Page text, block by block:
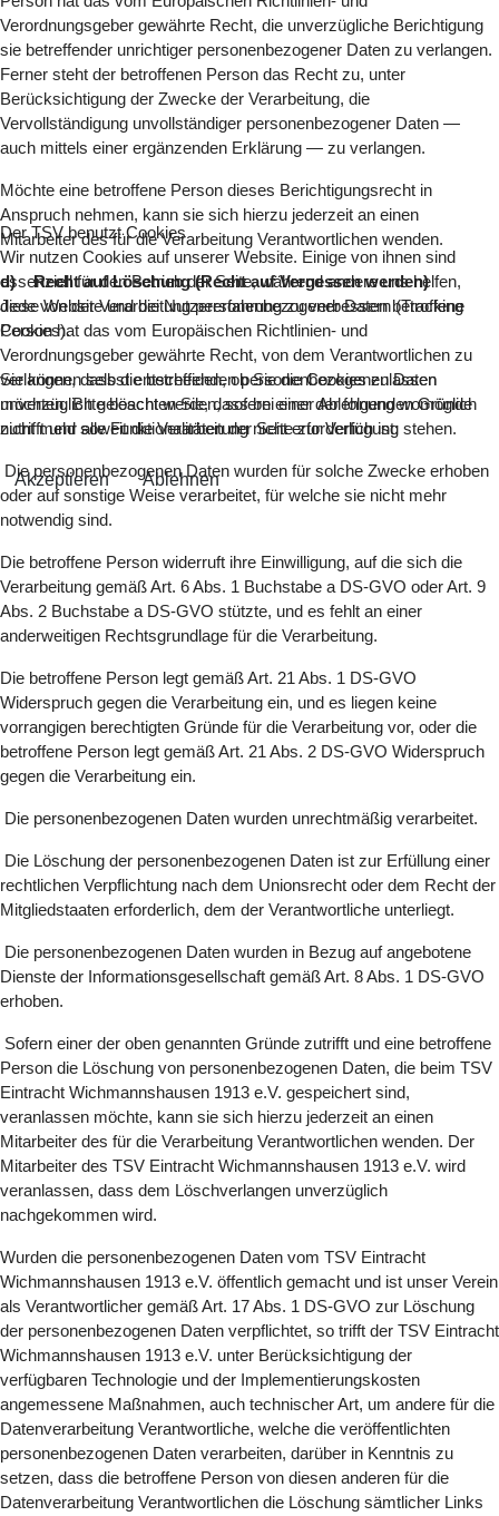
Verordnungsgeber gewährte Recht, die unverzügliche Berichtigung
sie betreffender unrichtiger personenbezogener Daten zu verlangen.
Ferner steht der betroffenen Person das Recht zu, unter
Berücksichtigung der Zwecke der Verarbeitung, die
Vervollständigung unvollständiger personenbezogener Daten —
auch mittels einer ergänzenden Erklärung — zu verlangen.
Möchte eine betroffene Person dieses Berichtigungsrecht in
Anspruch nehmen, kann sie sich hierzu jederzeit an einen
Mitarbeiter des für die Verarbeitung Verantwortlichen wenden.
d) Recht auf Löschung (Recht auf Vergessen werden)
Jede von der Verarbeitung personenbezogener Daten betroffene
Person hat das vom Europäischen Richtlinien- und
Verordnungsgeber gewährte Recht, von dem Verantwortlichen zu
verlangen, dass die betreffenden personenbezogenen Daten
unverzüglich gelöscht werden, sofern einer der folgenden Gründe
zutrifft und soweit die Verarbeitung nicht erforderlich ist:
Die personenbezogenen Daten wurden für solche Zwecke erhoben
oder auf sonstige Weise verarbeitet, für welche sie nicht mehr
notwendig sind.
Die betroffene Person widerruft ihre Einwilligung, auf die sich die
Verarbeitung gemäß Art. 6 Abs. 1 Buchstabe a DS-GVO oder Art. 9
Abs. 2 Buchstabe a DS-GVO stützte, und es fehlt an einer
anderweitigen Rechtsgrundlage für die Verarbeitung.
Die betroffene Person legt gemäß Art. 21 Abs. 1 DS-GVO
Widerspruch gegen die Verarbeitung ein, und es liegen keine
vorrangigen berechtigten Gründe für die Verarbeitung vor, oder die
betroffene Person legt gemäß Art. 21 Abs. 2 DS-GVO Widerspruch
gegen die Verarbeitung ein.
Die personenbezogenen Daten wurden unrechtmäßig verarbeitet.
Die Löschung der personenbezogenen Daten ist zur Erfüllung einer
rechtlichen Verpflichtung nach dem Unionsrecht oder dem Recht der
Mitgliedstaaten erforderlich, dem der Verantwortliche unterliegt.
Die personenbezogenen Daten wurden in Bezug auf angebotene
Dienste der Informationsgesellschaft gemäß Art. 8 Abs. 1 DS-GVO
erhoben.
Sofern einer der oben genannten Gründe zutrifft und eine betroffene
Person die Löschung von personenbezogenen Daten, die beim TSV
Eintracht Wichmannshausen 1913 e.V. gespeichert sind,
veranlassen möchte, kann sie sich hierzu jederzeit an einen
Mitarbeiter des für die Verarbeitung Verantwortlichen wenden. Der
Mitarbeiter des TSV Eintracht Wichmannshausen 1913 e.V. wird
veranlassen, dass dem Löschverlangen unverzüglich
nachgekommen wird.
Wurden die personenbezogenen Daten vom TSV Eintracht
Wichmannshausen 1913 e.V. öffentlich gemacht und ist unser Verein
als Verantwortlicher gemäß Art. 17 Abs. 1 DS-GVO zur Löschung
der personenbezogenen Daten verpflichtet, so trifft der TSV Eintracht
Wichmannshausen 1913 e.V. unter Berücksichtigung der
verfügbaren Technologie und der Implementierungskosten
angemessene Maßnahmen, auch technischer Art, um andere für die
Datenverarbeitung Verantwortliche, welche die veröffentlichten
personenbezogenen Daten verarbeiten, darüber in Kenntnis zu
setzen, dass die betroffene Person von diesen anderen für die
Datenverarbeitung Verantwortlichen die Löschung sämtlicher Links
Der TSV benutzt Cookies
Wir nutzen Cookies auf unserer Website. Einige von ihnen sind
essenziell für den Betrieb der Seite, während andere uns helfen,
diese Website und die Nutzererfahrung zu verbessern (Tracking
Cookies).
Sie können selbst entscheiden, ob Sie die Cookies zulassen
möchten. Bitte beachten Sie, dass bei einer Ablehnung womöglich
nicht mehr alle Funktionalitäten der Seite zur Verfügung stehen.
Akzeptieren Ablehnen